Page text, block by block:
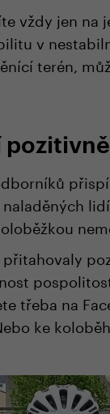
vždy jen na
v
terén,
třeba na
ke